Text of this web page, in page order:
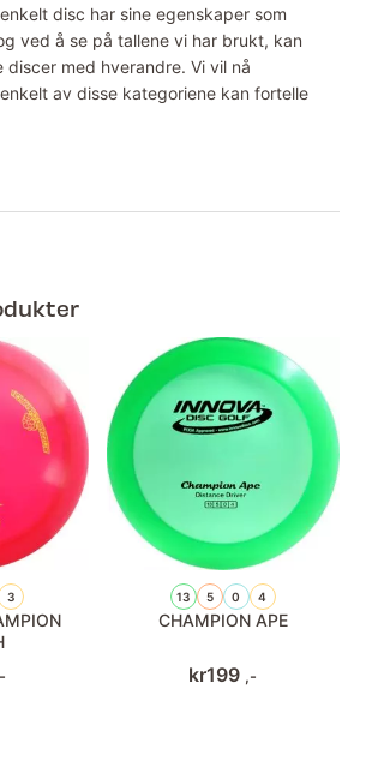
disc har sine egenskaper som
ved å se på tallene vi har brukt, kan
discer med hverandre. Vi vil nå
av disse kategoriene kan fortelle
3 13 5 0 4
CHAMPION APE
kr199 ,-